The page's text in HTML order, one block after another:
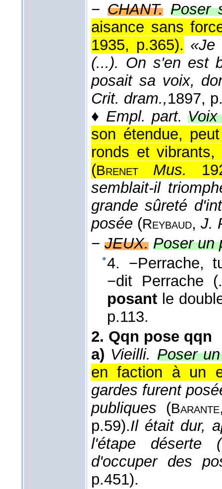
− CHANT. Poser
aisance sans
1935, p.365). «Je
(...). On s'en est
posait sa voix,
Crit. dram.,1897,
♦ Empl. part.
son étendue,
ronds et vibrants,
(Brenet Mus.
semblait-il
grande sûreté
posée (Reybaud, J.
− JEUX. Poser un
4. −Perrache,
−dit Perrache
posant le
p.113.
2. Qqn pose qqn
a) Vieilli. Poser
en faction à un
gardes furent
publiques (Barante
p.59).Il était dur,
l'étape déserte
d'occuper des
p.451).